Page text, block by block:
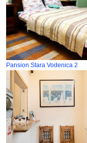
Pansion Stara Vodenica 2